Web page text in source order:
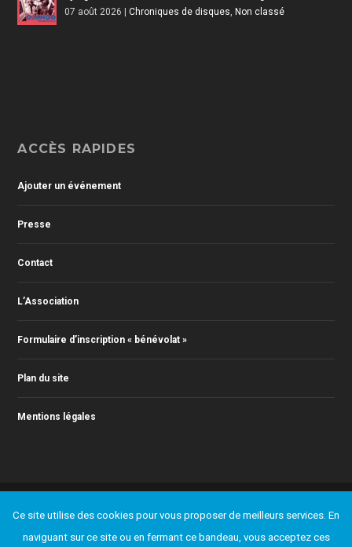
07 août 2026
|Chroniques de disques, Non classé
ACCÈS RAPIDES
Ajouter un événement
Presse
Contact
L’Association
Formulaire d’inscription « bénévolat »
Plan du site
Mentions légales
RONTEY ( webmaster@actionjazz.fr )
Ajouter un événement
Presse Contact
L’Association
Ce site utilise des cookies pour vous proposer de meilleurs services. En
naviguant sur ce site ou en fermant ce bandeau, vous acceptez ces